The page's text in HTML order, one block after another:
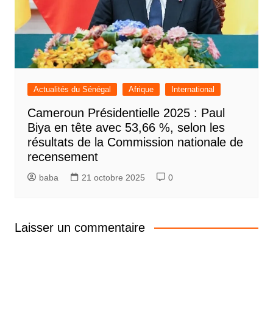
Actualités du Sénégal Afrique International
Cameroun Présidentielle 2025 : Paul
Biya en tête avec 53,66 %, selon les
résultats de la Commission nationale de
recensement
baba 21 octobre 2025 0
Laisser un commentaire